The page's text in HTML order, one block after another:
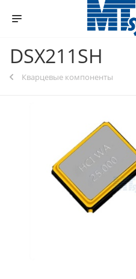
DSX211SH
Кварцевые компоненты